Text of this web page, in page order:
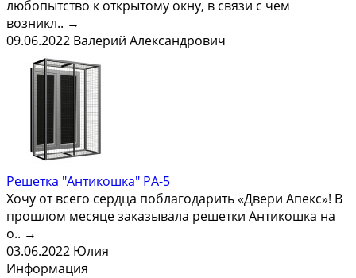
любопытство к открытому окну, в связи с чем
возникл.. →
09.06.2022 Валерий Александрович
Решетка "Антикошка" РА-5
Хочу от всего сердца поблагодарить «Двери Апекс»! В
прошлом месяце заказывала решетки Антикошка на
о.. →
03.06.2022 Юлия
Информация